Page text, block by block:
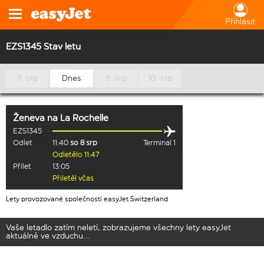
Přihlásit
EZS1345 Stav letu
7. srp Dnes 9. srp 10. srp
Ženeva na La Rochelle
EZS1345
Odlet
11:40 so 8 srp
Terminal 1
Odletělo 11:47
Přílet
13:05
Přiletěl včas
Lety provozované společností easyJet Switzerland
Vaše letadlo zatím neletí, zobrazujeme všechny lety easyJet
aktuálně ve vzduchu...